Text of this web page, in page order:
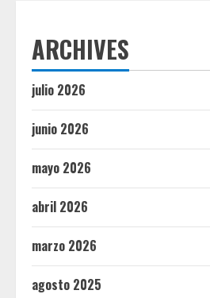
ARCHIVES
julio 2026
junio 2026
mayo 2026
abril 2026
marzo 2026
agosto 2025